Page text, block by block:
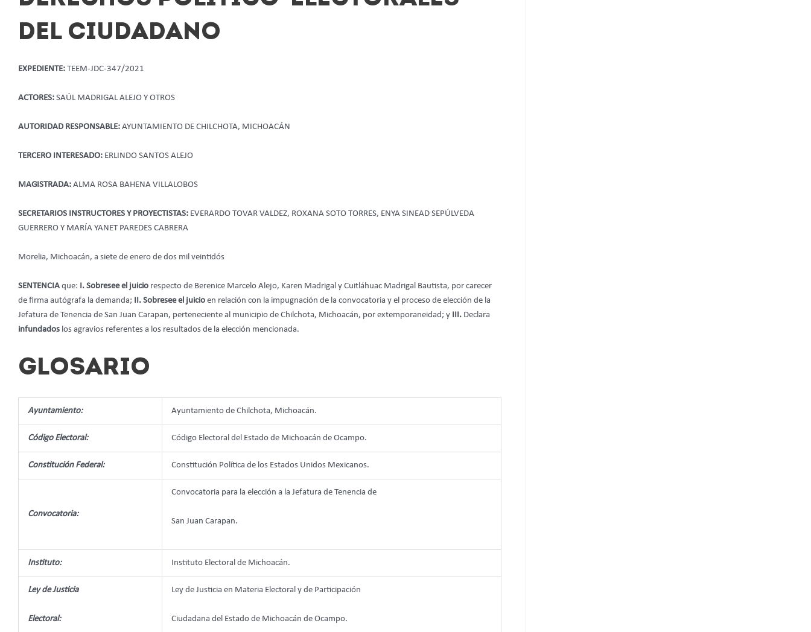
DEL CIUDADANO
EXPEDIENTE: TEEM-JDC-347/2021
ACTORES: SAÚL MADRIGAL ALEJO Y OTROS
AUTORIDAD RESPONSABLE: AYUNTAMIENTO DE CHILCHOTA, MICHOACÁN
TERCERO INTERESADO: ERLINDO SANTOS ALEJO
MAGISTRADA: ALMA ROSA BAHENA VILLALOBOS
SECRETARIOS INSTRUCTORES Y PROYECTISTAS: EVERARDO TOVAR VALDEZ, ROXANA SOTO TORRES, ENYA SINEAD SEPÚLVEDA
GUERRERO Y MARÍA YANET PAREDES CABRERA
Morelia, Michoacán, a siete de enero de dos mil veintidós
SENTENCIA que: I. Sobresee el juicio respecto de Berenice Marcelo Alejo, Karen Madrigal y Cuitláhuac Madrigal Bautista, por carecer
de firma autógrafa la demanda;
II. Sobresee el juicio en relación con la impugnación de la convocatoria y el proceso de elección de la
Jefatura de Tenencia de San Juan Carapan, perteneciente al municipio de Chilchota, Michoacán, por extemporaneidad; y
III. Declara
infundados los agravios referentes a los resultados de la elección mencionada.
GLOSARIO
Ayuntamiento: Ayuntamiento de Chilchota, Michoacán.
Código Electoral: Código Electoral del Estado de Michoacán de Ocampo.
Constitución Federal: Constitución Política de los Estados Unidos Mexicanos.
Convocatoria:
Convocatoria para la elección a la Jefatura de Tenencia de
San Juan Carapan.
Instituto: Instituto Electoral de Michoacán.
Ley de Justicia
Electoral:
Ley de Justicia en Materia Electoral y de Participación
Ciudadana del Estado de Michoacán de Ocampo.